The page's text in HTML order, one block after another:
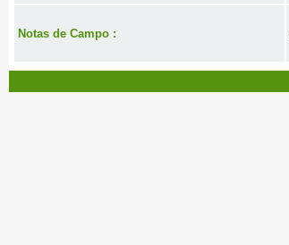
Notas de Campo :